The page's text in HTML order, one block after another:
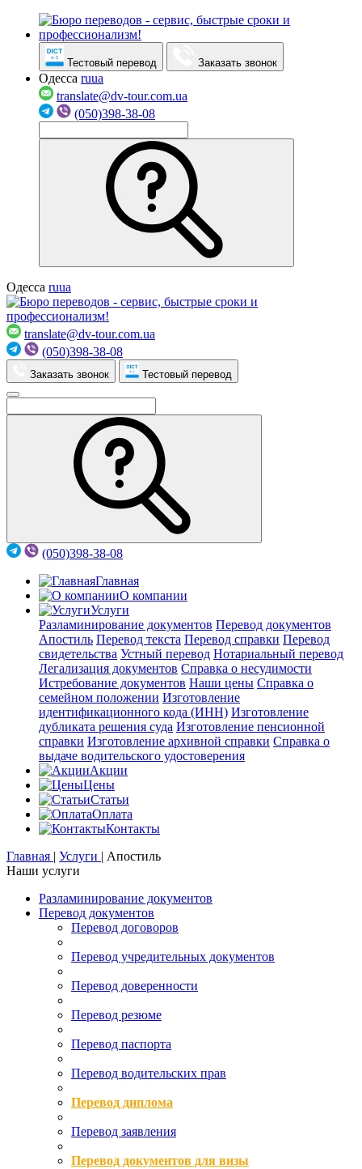
Тестовый перевод Заказать звонок
Одесса ruua
translate@dv-tour.com.ua
(050)398-38-08
Одесса ruua
translate@dv-tour.com.ua
(050)398-38-08
Заказать звонок Тестовый перевод
(050)398-38-08
Главная
О компании
Услуги
Разламинирование документов Перевод документов
Апостиль Перевод текста Перевод справки Перевод
свидетельства Устный перевод Нотариальный перевод
Легализация документов Справка о несудимости
Истребование документов Наши цены Справка о
семейном положении Изготовление
идентификационного кода (ИНН) Изготовление
дубликата решения суда Изготовление пенсионной
справки Изготовление архивной справки Справка о
выдаче водительского удостоверения
Акции
Цены
Статьи
Оплата
Контакты
Главная | Услуги | Апостиль
Наши услуги
Разламинирование документов
Перевод документов
Перевод договоров
Перевод учредительных документов
Перевод доверенности
Перевод резюме
Перевод паспорта
Перевод водительских прав
Перевод диплома
Перевод заявления
Перевод документов для визы